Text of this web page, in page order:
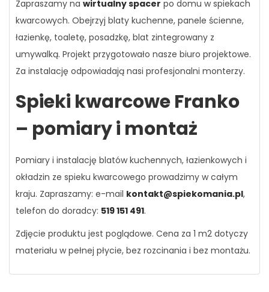
Zapraszamy na wirtualny spacer po domu w spiekach
kwarcowych. Obejrzyj blaty kuchenne, panele ścienne,
łazienkę, toaletę, posadzkę, blat zintegrowany z
umywalką. Projekt przygotowało nasze biuro projektowe.
Za instalację odpowiadają nasi profesjonalni monterzy.
Spieki kwarcowe Franko
– pomiary i montaż
Pomiary i instalację blatów kuchennych, łazienkowych i
okładzin ze spieku kwarcowego prowadzimy w całym
kraju. Zapraszamy: e-mail kontakt@spiekomania.pl,
telefon do doradcy: 519 151 491.
Zdjęcie produktu jest poglądowe. Cena za 1 m2 dotyczy
materiału w pełnej płycie, bez rozcinania i bez montażu.